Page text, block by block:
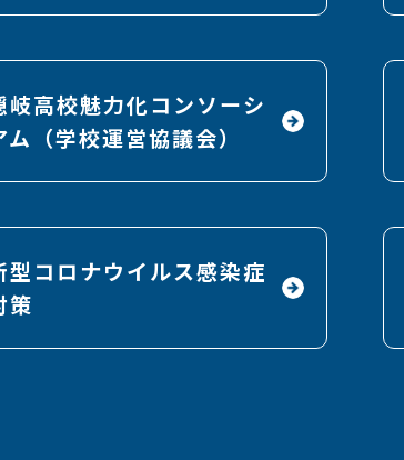
岐高校魅力化コンソーシ
ム（学校運営協議会）
型コロナウイルス感染症
策